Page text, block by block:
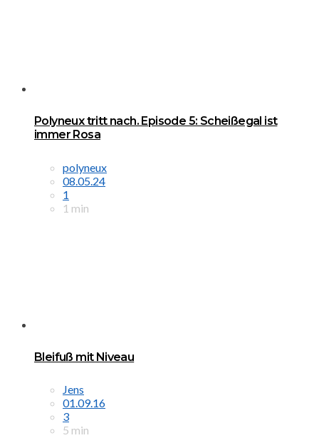
Polyneux tritt nach. Episode 5: Scheißegal ist
immer Rosa
polyneux
08.05.24
1
1 min
Bleifuß mit Niveau
Jens
01.09.16
3
5 min